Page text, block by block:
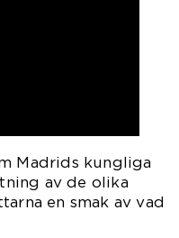
Madrids kungliga
av de olika
en smak av vad